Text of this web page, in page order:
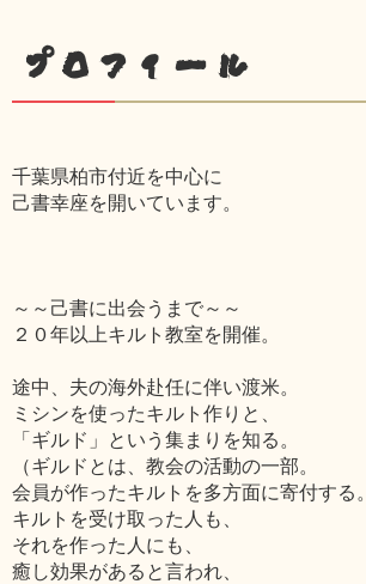
プロフィール
千葉県柏市付近を中心に
己書幸座を開いています。
～～己書に出会うまで～～
２０年以上キルト教室を開催。
途中、夫の海外赴任に伴い渡米。
ミシンを使ったキルト作りと、
「ギルド」という集まりを知る。
（ギルドとは、教会の活動の一部。
会員が作ったキルトを多方面に寄付する。
キルトを受け取った人も、
それを作った人にも、
癒し効果があると言われ、